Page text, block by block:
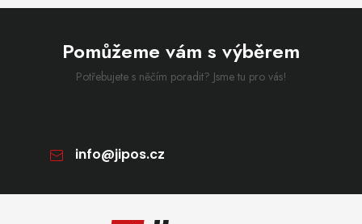
Pomůžeme vám s výběrem
Potřebujete s něčím poradit? Jsme tu pro vás!
info@jipos.cz